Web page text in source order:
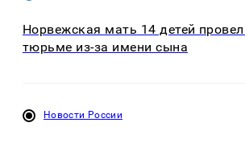
Норвежская мать 14 детей
тюрьме из-за имени сына
Новости России